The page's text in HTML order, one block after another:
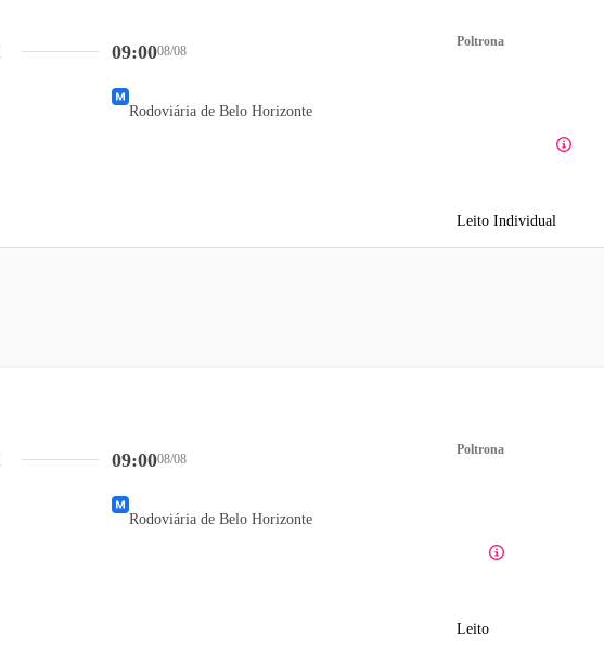
09:0008/08
Rodoviária de Belo Horizonte
Poltrona
Leito Individual
09:0008/08
Rodoviária de Belo Horizonte
Poltrona
Leito